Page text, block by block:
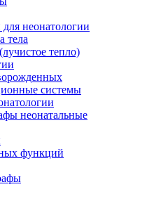
неонатологии
тела
тепло)
системы
неонатальные
функций